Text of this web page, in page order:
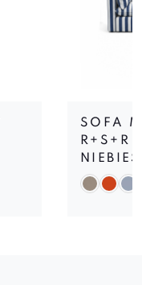
SOFA
R+S+R